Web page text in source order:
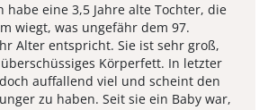
habe eine 3,5 Jahre alte Tochter, die
wiegt, was ungefähr dem 97.
Alter entspricht. Sie ist sehr groß,
Körperfett. In letzter
auffallend viel und scheint den
zu haben. Seit sie ein Baby war,